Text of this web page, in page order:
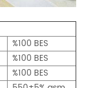
%100 BES
%100 BES
%100 BES